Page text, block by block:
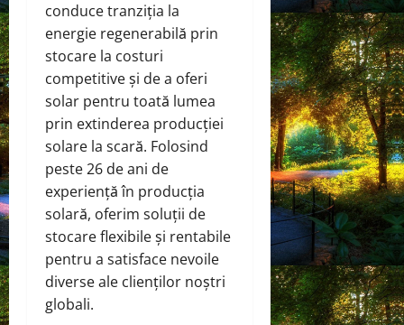
conduce tranziția la
energie regenerabilă prin
stocare la costuri
competitive și de a oferi
solar pentru toată lumea
prin extinderea producției
solare la scară. Folosind
peste 26 de ani de
experiență în producția
solară, oferim soluții de
stocare flexibile și rentabile
pentru a satisface nevoile
diverse ale clienților noștri
globali.